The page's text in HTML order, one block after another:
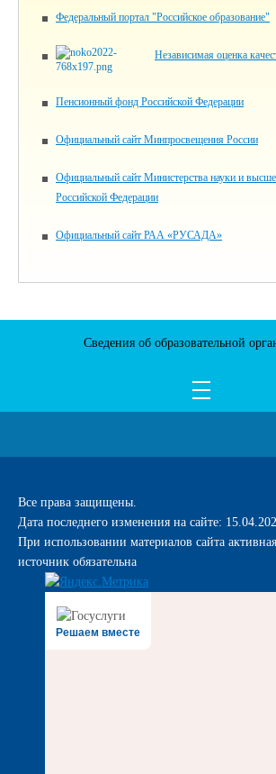
Федеральный портал "Российское образование"
Независимая оценка
Пенсионный фонд Российской Федерации
Официальный сайт Минпросвещения России
Официальный сайт Министерства науки и
Российской Федерации
Официальный сайт РАА «РУСАДА»
Сведения об образовательной
Все права защищены.
Дата последнего изменения на сайте:
При использовании материалов сайта
источник обязательна
Решаем вместе